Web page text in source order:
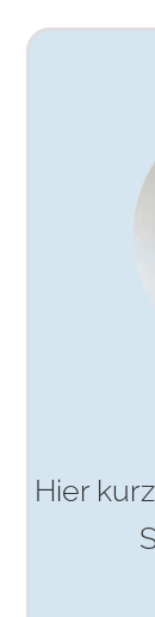
Hier